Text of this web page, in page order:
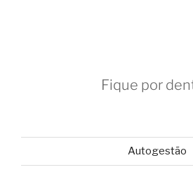
Fique por
Autogestão